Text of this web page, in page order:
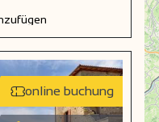
online buchung